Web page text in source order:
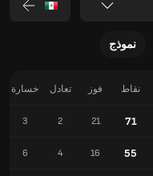
نموذج
نقاط فوز تعادل خسارة
71
21
2
3
55
16
4
6